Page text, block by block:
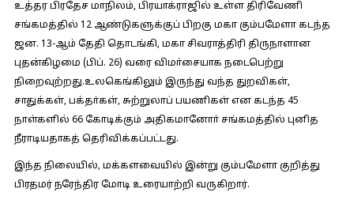
உத்தர பிரதேச மாநிலம், பிரயாக்ராஜில் உள்ள திரிவேணி
சங்கமத்தில் 12 ஆண்டுகளுக்குப் பிறகு மகா கும்பமேளா கடந்த
ஜன. 13-ஆம் தேதி தொடங்கி, மகா சிவராத்திரி திருநாளான
புதன்கிழமை (பிப். 26) வரை விமா்சையாக நடைபெற்று
நிறைவுற்றது.உலகெங்கிலும் இருந்து வந்த துறவிகள்,
சாதுக்கள், பக்தா்கள், சுற்றுலாப் பயணிகள் என கடந்த 45
நாள்களில் 66 கோடிக்கும் அதிகமானோா் சங்கமத்தில் புனித
நீராடியதாகத் தெரிவிக்கப்பட்டது.
இந்த நிலையில், மக்களவையில் இன்று கும்பமேளா குறித்து
பிரதமர் நரேந்திர மோடி உரையாற்றி வருகிறார்.